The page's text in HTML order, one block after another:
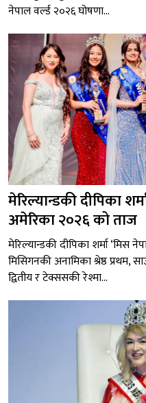
नेपाल वर्ल्ड २०२६ घोषणा...
मेरिल्यान्डकी दीपिका
अमेरिका २०२६ को ताज
मेरिल्यान्डकी दीपिका शर्मा ‘मिस
मिसिगनकी अनामिका श्रेष्ठ प्रथम,
द्वितीय र टेक्ससकी रेश्मा...